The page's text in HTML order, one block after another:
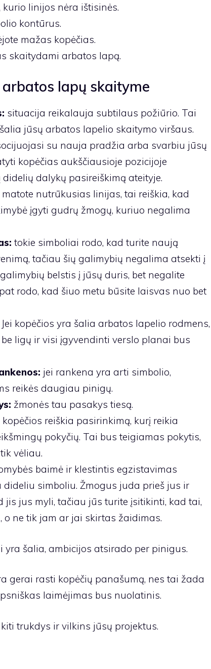
linijos nėra ištisinės.
kontūrus.
mažas kopėčias.
skaitydami arbatos lapą.
lapų skaityme
situacija reikalauja subtilaus požiūrio. Tai
jūsų arbatos lapelio skaitymo viršaus.
su nauja pradžia arba svarbiu jūsų
kopėčias aukščiausioje pozicijoje
dalykų pasireiškimą ateityje.
matote nutrūkusias linijas, tai reiškia, kad
įgyti gudrų žmogų, kuriuo negalima
tokie simboliai rodo, kad turite naują
tačiau šių galimybių negalima atsekti į
belstis į jūsų duris, bet negalite
rodo, kad šiuo metu būsite laisvas nuo bet
Jei kopėčios yra šalia arbatos lapelio rodmens,
ligų ir visi įgyvendinti verslo planai bus
jei rankena yra arti simbolio,
reikės daugiau pinigų.
žmonės tau pasakys tiesą.
reiškia pasirinkimą, kurį reikia
pokyčių. Tai bus teigiamas pokytis,
vėliau.
baimė ir klestintis egzistavimas
simboliu. Žmogus juda prieš jus ir
jis jus myli, tačiau jūs turite įsitikinti, kad tai,
o ne tik jam ar jai skirtas žaidimas.
yra šalia, ambicijos atsirado per pinigus.
gerai rasti kopėčių panašumą, nes tai žada
laimėjimas bus nuolatinis.
trukdys ir vilkins jūsų projektus.